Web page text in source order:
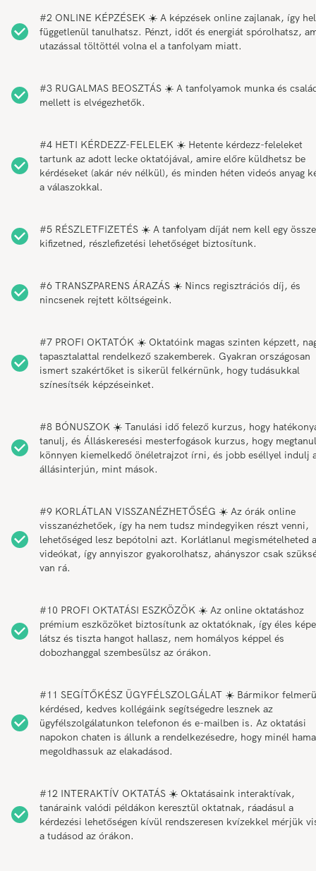
#2 ONLINE KÉPZÉSEK ☀️ A képzések online zajlanak, így
függetlenül tanulhatsz. Pénzt, időt és energiát spórolhatsz,
utazással töltöttél volna el a tanfolyam miatt.
#3 RUGALMAS BEOSZTÁS ☀️ A tanfolyamok munka és
mellett is elvégezhetők.
#4 HETI KÉRDEZZ-FELELEK ☀️ Hetente kérdezz-feleleket
tartunk az adott lecke oktatójával, amire előre küldhetsz be
kérdéseket (akár név nélkül), és minden héten videós anyag
a válaszokkal.
#5 RÉSZLETFIZETÉS ☀️ A tanfolyam díját nem kell egy
kifizetned, részlefizetési lehetőséget biztosítunk.
#6 TRANSZPARENS ÁRAZÁS ☀️ Nincs regisztrációs díj, és
nincsenek rejtett költségeink.
#7 PROFI OKTATÓK ☀️ Oktatóink magas szinten képzett,
tapasztalattal rendelkező szakemberek. Gyakran országosan
ismert szakértőket is sikerül felkérnünk, hogy tudásukkal
színesítsék képzéseinket.
#8 BÓNUSZOK ☀️ Tanulási idő felező kurzus, hogy
tanulj, és Álláskeresési mesterfogások kurzus, hogy
könnyen kiemelkedő önéletrajzot írni, és jobb eséllyel indulj
állásinterjún, mint mások.
#9 KORLÁTLAN VISSZANÉZHETŐSÉG ☀️ Az órák online
visszanézhetőek, így ha nem tudsz mindegyiken részt venni,
lehetőséged lesz bepótolni azt. Korlátlanul megismételheted a
videókat, így annyiszor gyakorolhatsz, ahányszor csak
van rá.
#10 PROFI OKTATÁSI ESZKÖZÖK ☀️ Az online oktatáshoz
prémium eszközöket biztosítunk az oktatóknak, így éles
látsz és tiszta hangot hallasz, nem homályos képpel és
dobozhanggal szembesülsz az órákon.
#11 SEGÍTŐKÉSZ ÜGYFÉLSZOLGÁLAT ☀️ Bármikor
kérdésed, kedves kollégáink segítségedre lesznek az
ügyfélszolgálatunkon telefonon és e-mailben is. Az oktatási
napokon chaten is állunk a rendelkezésedre, hogy minél
megoldhassuk az elakadásod.
#12 INTERAKTÍV OKTATÁS ☀️ Oktatásaink interaktívak,
tanáraink valódi példákon keresztül oktatnak, ráadásul a
kérdezési lehetőségen kívül rendszeresen kvízekkel mérjük
a tudásod az órákon.